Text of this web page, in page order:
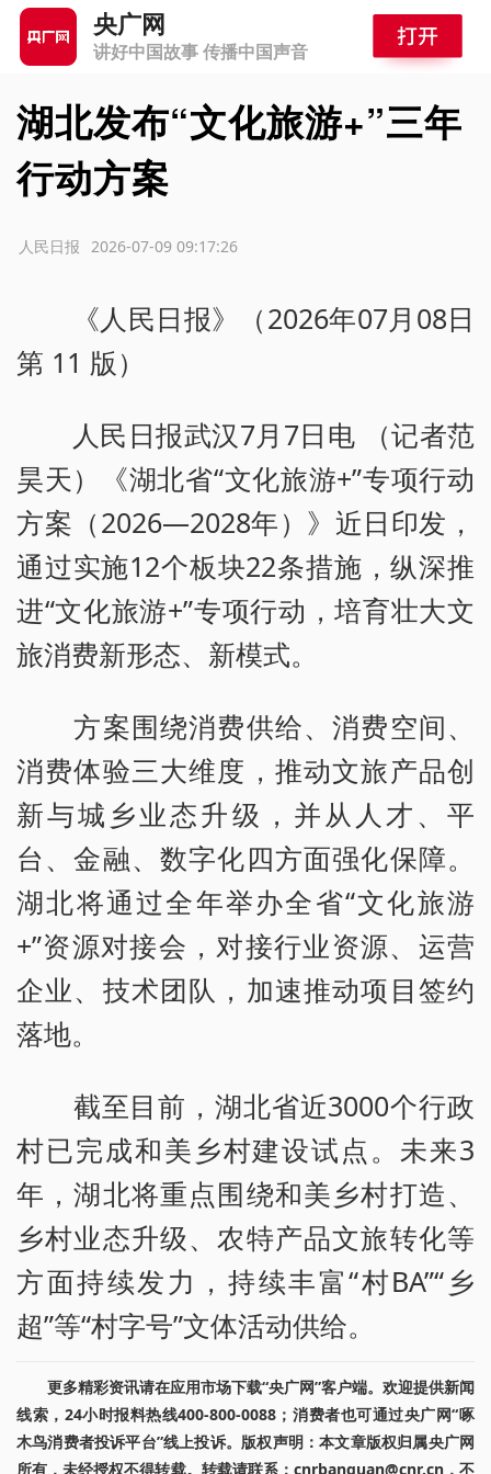
央广网
讲好中国故事 传播中国声音
湖北发布“文化旅游+”三年
行动方案
2026-07-09 09:17:26
人民日报
《人民日报》（2026年07月08日
第 11 版）
人民日报武汉7月7日电 （记者范
昊天）《湖北省“文化旅游+”专项行动
方案（2026—2028年）》近日印发，
通过实施12个板块22条措施，纵深推
进“文化旅游+”专项行动，培育壮大文
旅消费新形态、新模式。
方案围绕消费供给、消费空间、
消费体验三大维度，推动文旅产品创
新与城乡业态升级，并从人才、平
台、金融、数字化四方面强化保障。
湖北将通过全年举办全省“文化旅游
+”资源对接会，对接行业资源、运营
企业、技术团队，加速推动项目签约
落地。
截至目前，湖北省近3000个行政
村已完成和美乡村建设试点。未来3
年，湖北将重点围绕和美乡村打造、
乡村业态升级、农特产品文旅转化等
方面持续发力，持续丰富“村BA”“乡
超”等“村字号”文体活动供给。
更多精彩资讯请在应用市场下载“央广网”客户端。欢迎提供新闻
线索，24小时报料热线400-800-0088；消费者也可通过央广网“啄
木鸟消费者投诉平台”线上投诉。版权声明：本文章版权归属央广网
所有，未经授权不得转载。转载请联系：cnrbanquan@cnr.cn，不